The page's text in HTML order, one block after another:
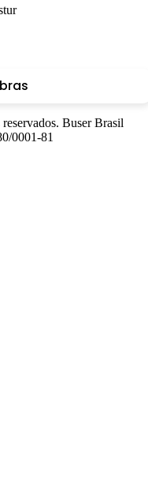
Buser Brasil
0001-81